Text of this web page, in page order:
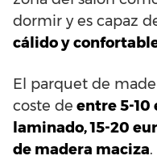
dormir y es capaz
cálido y
El parquet de
coste de entre 5-10
laminado, 15-20
de madera maciza.